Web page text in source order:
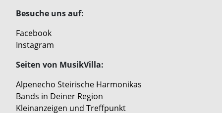
Besuche uns auf:
Facebook
Instagram
Seiten von MusikVilla:
Alpenecho Steirische Harmonikas
Bands in Deiner Region
Kleinanzeigen und Treffpunkt